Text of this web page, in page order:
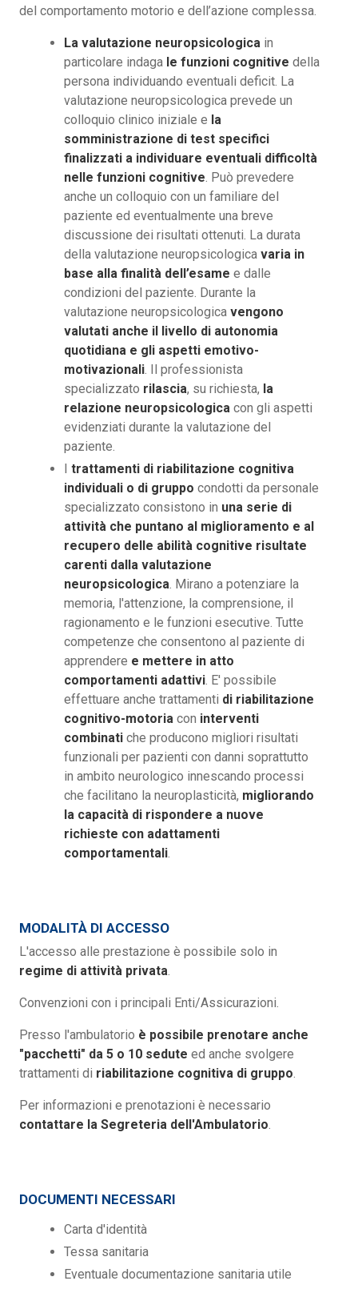
del comportamento motorio e dell’azione complessa.
La valutazione neuropsicologica in
particolare indaga le funzioni cognitive della
persona individuando eventuali deficit. La
valutazione neuropsicologica prevede un
colloquio clinico iniziale e la
somministrazione di test specifici
finalizzati a individuare eventuali difficoltà
nelle funzioni cognitive . Può prevedere
anche un colloquio con un familiare del
paziente ed eventualmente una breve
discussione dei risultati ottenuti. La durata
della valutazione neuropsicologica varia in
base alla finalità dell’esame e dalle
condizioni del paziente. Durante la
valutazione neuropsicologica vengono
valutati anche il livello di autonomia
quotidiana e gli aspetti emotivo-
motivazionali . Il professionista
specializzato rilascia, su richiesta, la
relazione neuropsicologica con gli aspetti
evidenziati durante la valutazione del
paziente.
I trattamenti di riabilitazione cognitiva
individuali o di gruppo condotti da personale
specializzato consistono in una serie di
attività che puntano al miglioramento e al
recupero delle abilità cognitive risultate
carenti dalla valutazione
neuropsicologica . Mirano a potenziare la
memoria, l'attenzione, la comprensione, il
ragionamento e le funzioni esecutive. Tutte
competenze che consentono al paziente di
apprendere e mettere in atto
comportamenti adattivi . E' possibile
effettuare anche trattamenti di riabilitazione
cognitivo-motoria con interventi
combinati che producono migliori risultati
funzionali per pazienti con danni soprattutto
in ambito neurologico innescando processi
che facilitano la neuroplasticità, migliorando
la capacità di rispondere a nuove
richieste con adattamenti
comportamentali
MODALITÀ DI ACCESSO
L'accesso alle prestazione è possibile solo in
regime di attività privata
Convenzioni con i principali Enti/Assicurazioni.
Presso l'ambulatorio è possibile prenotare anche
"pacchetti" da 5 o 10 sedute ed anche svolgere
trattamenti di riabilitazione cognitiva di gruppo
Per informazioni e prenotazioni è necessario
contattare la Segreteria dell'Ambulatorio
DOCUMENTI NECESSARI
Carta d'identità
Tessa sanitaria
Eventuale documentazione sanitaria utile